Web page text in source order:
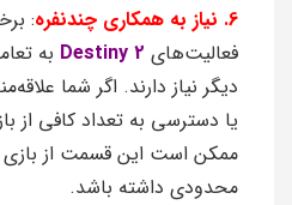
6. نیاز به همکاری چندنفره
:
فعالیت‌های Destiny 2 به
دیگر نیاز دارند. اگر شما
یا دسترسی به تعداد کافی از
ممکن است این قسمت از بازی
محدودی داشته باشد.